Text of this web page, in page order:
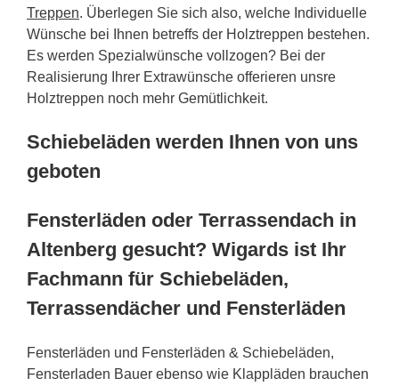
Treppen. Überlegen Sie sich also, welche Individuelle
Wünsche bei Ihnen betreffs der Holztreppen bestehen.
Es werden Spezialwünsche vollzogen? Bei der
Realisierung Ihrer Extrawünsche offerieren unsre
Holztreppen noch mehr Gemütlichkeit.
Schiebeläden werden Ihnen von uns
geboten
Fensterläden oder Terrassendach in
Altenberg gesucht? Wigards ist Ihr
Fachmann für Schiebeläden,
Terrassendächer und Fensterläden
Fensterläden und Fensterläden & Schiebeläden,
Fensterladen Bauer ebenso wie Klappläden brauchen